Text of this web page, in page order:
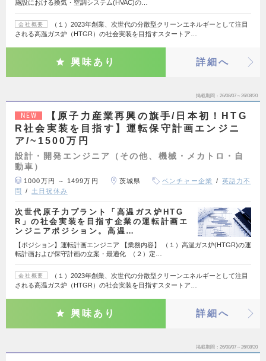
施設における換気・空調システム(HVAC)の…
会社概要
（１）2023年創業、次世代の分散型クリーンエネルギーとして注目
される高温ガス炉（HTGR）の社会実装を目指すスタートア…
興味あり 詳細へ
掲載期間 26/08/07～26/08/20
NEW
【原子力産業再興の旗手/日本初！HTG
R社会実装を目指す】運転保守計画エンジニ
ア/~1500万円
設計・開発エンジニア（その他、機械・メカトロ・自
動車）
1000万円 ～ 1499万円 茨城県 ベンチャー企業
英語力不
問
土日祝休み
次世代原子力プラント「高温ガス炉HTG
R」の社会実装を目指す企業の運転計画エ
ンジニアポジション。高温…
【ポジション】運転計画エンジニア 【業務内容】 （１）高温ガス炉(HTGR)の運
転計画および保守計画の立案・最適化 （２）定…
会社概要
（１）2023年創業、次世代の分散型クリーンエネルギーとして注目
される高温ガス炉（HTGR）の社会実装を目指すスタートア…
興味あり 詳細へ
掲載期間 26/08/07～26/08/20